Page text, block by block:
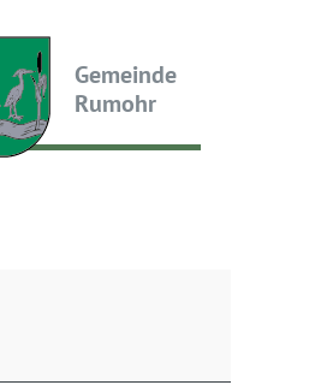
Gemeinde
Rumohr